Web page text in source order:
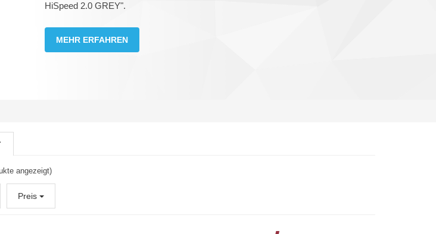
HiSpeed 2.0 GREY".
MEHR ERFAHREN
angezeigt)
Preis